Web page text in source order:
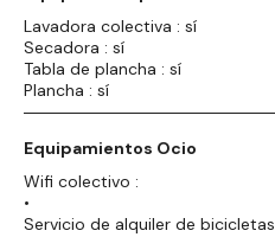
Lavadora colectiva : sí
Secadora : sí
Tabla de plancha : sí
Plancha : sí
Equipamientos Ocio
Wifi colectivo :
•
Servicio de alquiler de bicicletas